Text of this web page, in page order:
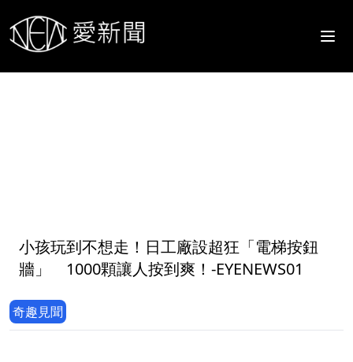
小孩玩到不想走！日工廠設超狂「電梯按鈕
牆」 1000顆讓人按到爽！-EYENEWS01
奇趣見聞